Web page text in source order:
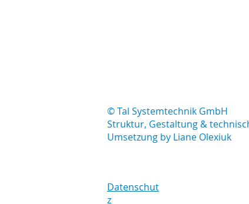
© Tal Systemtechnik GmbH
Struktur, Gestaltung &
Umsetzung by Liane Olexiuk
Datenschut
z